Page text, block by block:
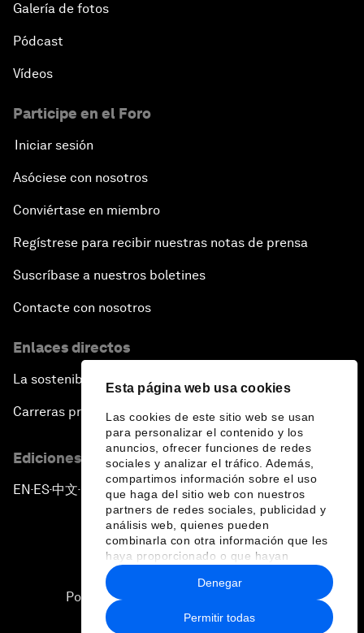
Esta página web usa cookies
Las cookies de este sitio web se usan
para personalizar el contenido y los
anuncios, ofrecer funciones de redes
sociales y analizar el tráfico. Además,
compartimos información sobre el uso
que haga del sitio web con nuestros
partners de redes sociales, publicidad y
análisis web, quienes pueden
combinarla con otra información que les
haya proporcionado o que hayan
recopilado a partir del uso que haya
hecho de sus servicios.
Permitir todas
Denegar
Galería de fotos
Pódcast
Vídeos
Participe en el Foro
Iniciar sesión
Asóciese con nosotros
Conviértase en miembro
Regístrese para recibir nuestras notas de prensa
Suscríbase a nuestros boletines
Contacte con nosotros
Enlaces directos
La sostenibilidad en el Foro
Carreras profesionales
Ediciones en otros idiomas
EN ▪ ES▪中文▪ 日本語
Política de privacidad y normas de uso